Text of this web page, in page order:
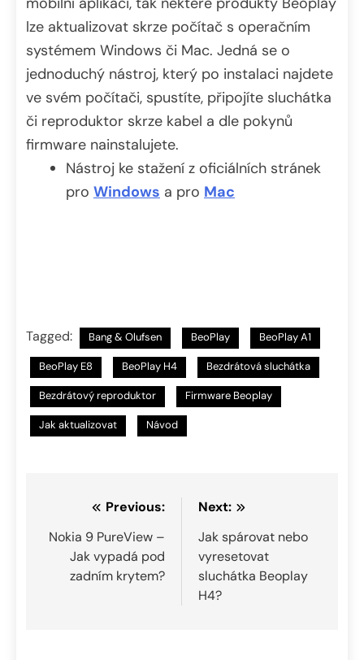
lze aktualizovat skrze počítač s operačním
systémem Windows či Mac. Jedná se o
jednoduchý nástroj, který po instalaci najdete
ve svém počítači, spustíte, připojíte sluchátka
či reproduktor skrze kabel a dle pokynů
firmware nainstalujete.
Nástroj ke stažení z oficiálních stránek
pro Windows a pro Mac
Tagged: Bang & Olufsen BeoPlay BeoPlay A1
BeoPlay E8 BeoPlay H4 Bezdrátová sluchátka
Bezdrátový reproduktor Firmware Beoplay
Jak aktualizovat Návod
Navigace
pro
příspěvek
Previous:
Nokia 9 PureView –
Jak vypadá pod
zadním krytem?
Next:
Jak spárovat nebo
vyresetovat
sluchátka Beoplay
H4?